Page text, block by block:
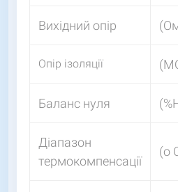
Вихідний опір
Опір ізоляції
Баланс нуля
Діапазон
термокомпенсації
(o